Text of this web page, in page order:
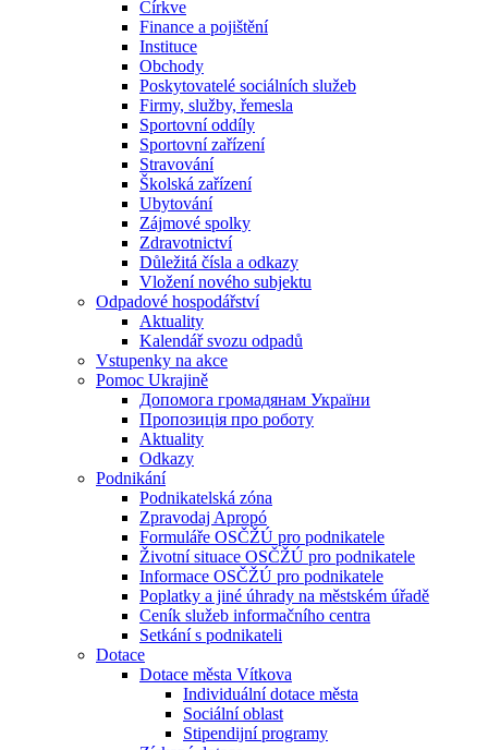
Církve
Finance a pojištění
Instituce
Obchody
Poskytovatelé sociálních služeb
Firmy, služby, řemesla
Sportovní oddíly
Sportovní zařízení
Stravování
Školská zařízení
Ubytování
Zájmové spolky
Zdravotnictví
Důležitá čísla a odkazy
Vložení nového subjektu
Odpadové hospodářství
Aktuality
Kalendář svozu odpadů
Vstupenky na akce
Pomoc Ukrajině
Допомога громадянам України
Пропозиція про роботу
Aktuality
Odkazy
Podnikání
Podnikatelská zóna
Zpravodaj Apropó
Formuláře OSČŽÚ pro podnikatele
Životní situace OSČŽÚ pro podnikatele
Informace OSČŽÚ pro podnikatele
Poplatky a jiné úhrady na městském úřadě
Ceník služeb informačního centra
Setkání s podnikateli
Dotace
Dotace města Vítkova
Individuální dotace města
Sociální oblast
Stipendijní programy